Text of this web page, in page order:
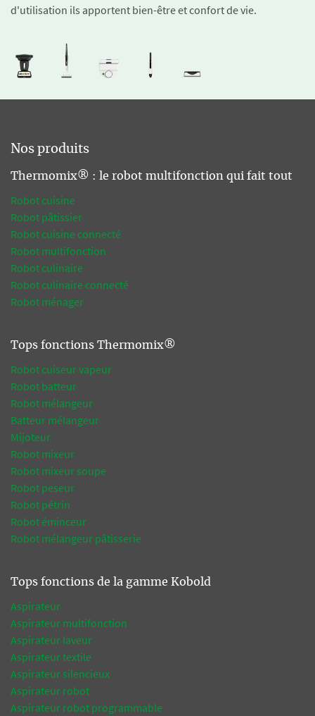
d'utilisation ils apportent bien-être et confort de vie.
Nos produits
Thermomix® : le robot multifonction qui fait tout
Robot cuisine
Robot pâtissier
Robot cuisine connecté
Robot multifonction
Robot culinaire
Robot culinaire connecté
Robot ménager
Tops fonctions Thermomix®
Robot cuiseur vapeur
Robot batteur
Robot mélangeur
Batteur mélangeur
Mijoteur
Robot mixeur
Robot mixeur soupe
Robot peseur
Robot pétrin
Robot éminceur
Robot mélangeur pâtisserie
Tops fonctions de la gamme Kobold
Aspirateur
Aspirateur multifonction
Aspirateur laveur
Aspirateur textile
Aspirateur silencieux
Aspirateur robot
Aspirateur robot programmable